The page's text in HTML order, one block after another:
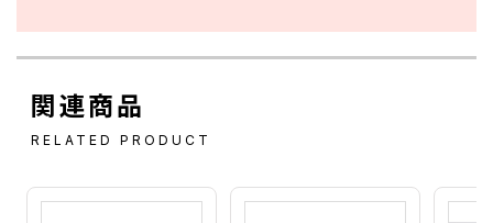
関連商品
RELATED PRODUCT